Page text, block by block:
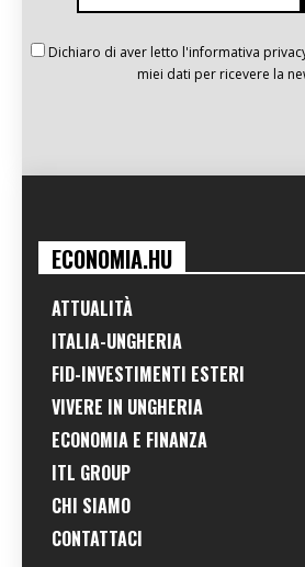
Dichiaro di aver letto l'informativa
miei dati per ricevere la
ECONOMIA.HU
ATTUALITÀ
ITALIA-UNGHERIA
FID-INVESTIMENTI ESTERI
VIVERE IN UNGHERIA
ECONOMIA E FINANZA
ITL GROUP
CHI SIAMO
CONTATTACI